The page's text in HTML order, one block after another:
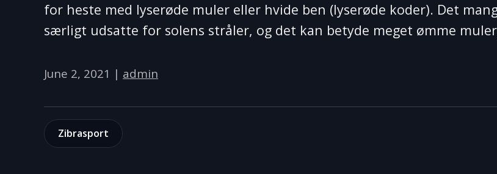
for heste med lyserøde muler eller hvide ben (lyserøde koder). Det
særligt udsatte for solens stråler, og det kan betyde meget ømme
June 2, 2021 | admin
Zibrasport